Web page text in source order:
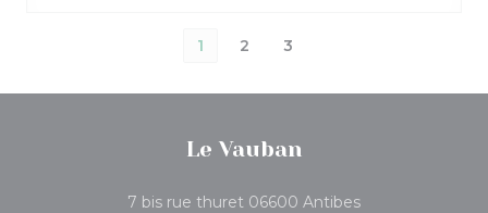
1 2 3
Le Vauban
7 bis rue thuret 06600 Antibes((abre en una